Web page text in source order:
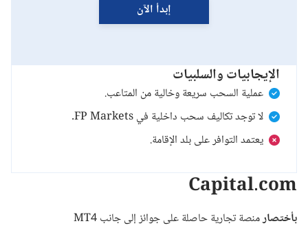
إبدأ الآن
الإيجابيات والسلبيات
عملية السحب سريعة وخالية من المتاعب.
لا توجد تكاليف سحب داخلية في FP Markets.
يعتمد التوافر على بلد الإقامة.
Capital.com
بأختصارمنصة تجارية حاصلة على جوائز إلى جانب MT4